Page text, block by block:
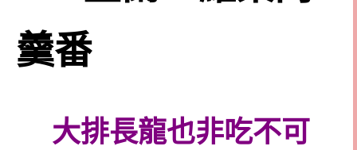
羹番
大排長龍也非吃不可